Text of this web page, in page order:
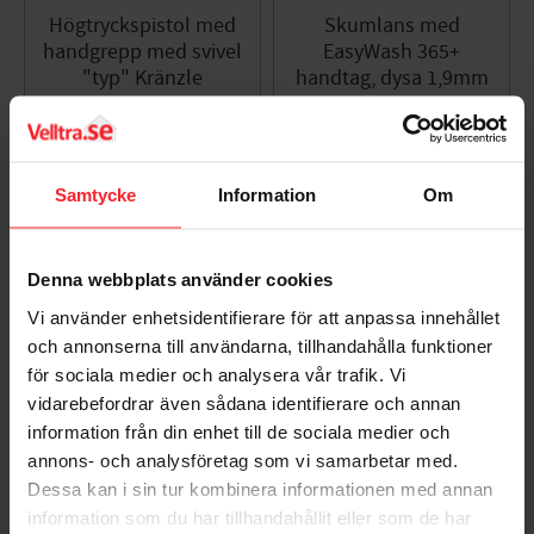
Samtycke Information Om
Denna webbplats använder cookies
Vi använder enhetsidentifierare för att anpassa innehållet
och annonserna till användarna, tillhandahålla funktioner
för sociala medier och analysera vår trafik. Vi
vidarebefordrar även sådana identifierare och annan
information från din enhet till de sociala medier och
annons- och analysföretag som vi samarbetar med.
Dessa kan i sin tur kombinera informationen med annan
information som du har tillhandahållit eller som de har
Högtryckspistol med
handgrepp med svivel
"typ" Kränzle
1 197
Lägg till i favoriter
Skumlans med
EasyWash 365+
handtag, dysa 1,9mm
2 200
Bilmatthållare
Högtryckspistol med
Kärcher mod ST2300
202300720